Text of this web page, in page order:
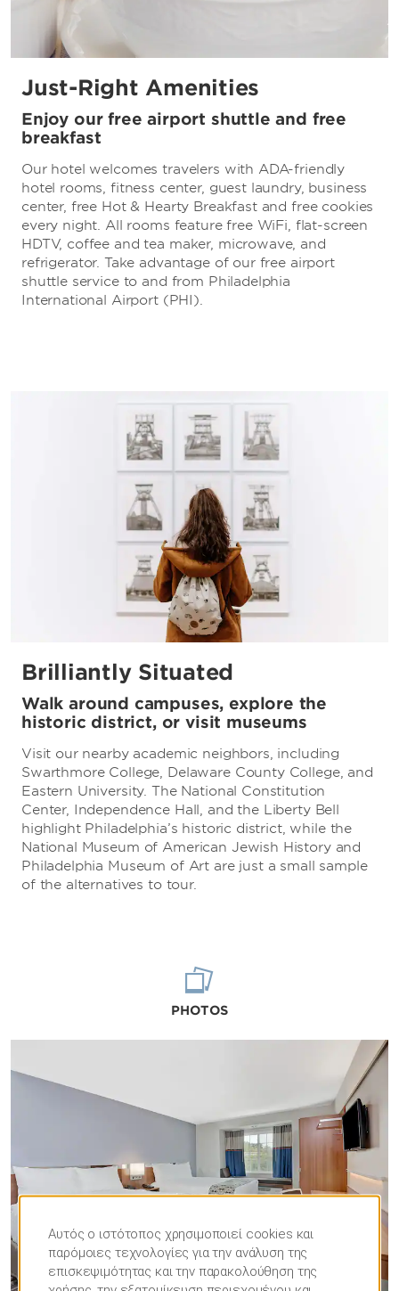
Just-Right Amenities
Enjoy our free airport shuttle and free
breakfast
Our hotel welcomes travelers with ADA-friendly
hotel rooms, fitness center, guest laundry, business
center, free Hot & Hearty Breakfast and free cookies
every night. All rooms feature free WiFi, flat-screen
HDTV, coffee and tea maker, microwave, and
refrigerator. Take advantage of our free airport
shuttle service to and from Philadelphia
International Airport (PHI).
Brilliantly Situated
Walk around campuses, explore the
historic district, or visit museums
Visit our nearby academic neighbors, including
Swarthmore College, Delaware County College, and
Eastern University. The National Constitution
Center, Independence Hall, and the Liberty Bell
highlight Philadelphia’s historic district, while the
National Museum of American Jewish History and
Philadelphia Museum of Art are just a small sample
of the alternatives to tour.
PHOTOS
Αυτός ο ιστότοπος χρησιμοποιεί cookies και
παρόμοιες τεχνολογίες για την ανάλυση της
επισκεψιμότητας και την παρακολούθηση της